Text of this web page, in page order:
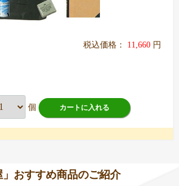
税込価格： 11,660 円
個 カートに入れる
」おすすめ商品のご紹介